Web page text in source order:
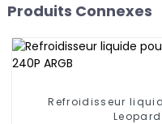
Produits Connexes
Refroidisseur
Leopard